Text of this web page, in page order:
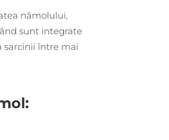
nămolului,
sunt integrate
sarcinii între mai